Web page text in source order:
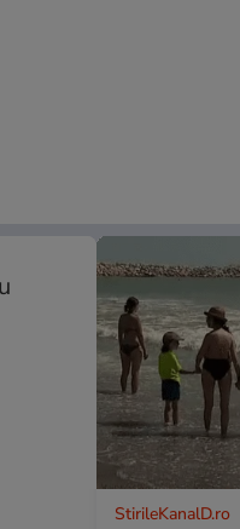
StirileKanalD.ro